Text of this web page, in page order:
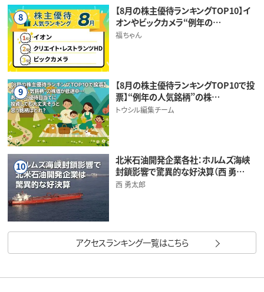
8
【8月の株主優待ランキングTOP10】イ
オンやビックカメラ“例年の…
福ちゃん
9
【8月の株主優待ランキングTOP10で投
票】“例年の人気銘柄”の株…
トウシル編集チーム
10
北米石油開発企業各社：ホルムズ海峡
封鎖影響で驚異的な好決算（西 勇…
西 勇太郎
アクセスランキング一覧はこちら